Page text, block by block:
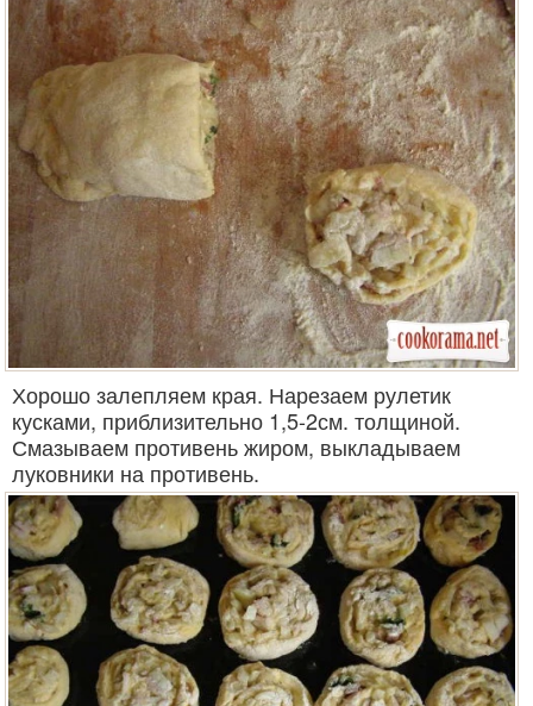
Хорошо залепляем края. Нарезаем рулетик
кусками, приблизительно 1,5-2см. толщиной.
Смазываем противень жиром, выкладываем
луковники на противень.